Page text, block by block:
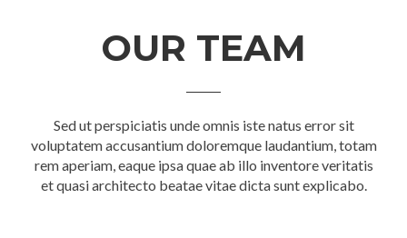
OUR TEAM
Sed ut perspiciatis unde omnis iste natus error sit
voluptatem accusantium doloremque laudantium, totam
rem aperiam, eaque ipsa quae ab illo inventore veritatis
et quasi architecto beatae vitae dicta sunt explicabo.